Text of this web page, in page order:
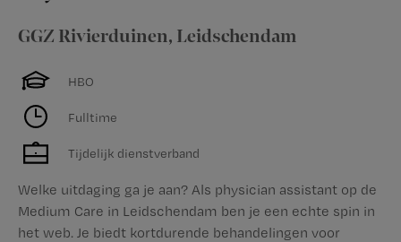
GGZ Rivierduinen, Leidschendam
HBO
Fulltime
Tijdelijk dienstverband
Welke uitdaging ga je aan? Als physician assistant op de
Medium Care in Leidschendam ben je een echte spin in
het web. Je biedt kortdurende behandelingen voor